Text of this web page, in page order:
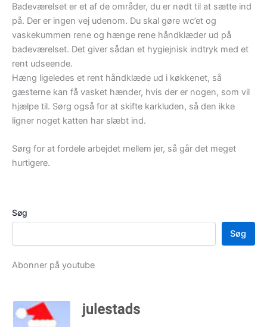
Badeværelset er et af de områder, du er nødt til at sætte ind
på. Der er ingen vej udenom. Du skal gøre wc’et og
vaskekummen rene og hænge rene håndklæder ud på
badeværelset. Det giver sådan et hygiejnisk indtryk med et
rent udseende.
Hæng ligeledes et rent håndklæde ud i køkkenet, så
gæsterne kan få vasket hænder, hvis der er nogen, som vil
hjælpe til. Sørg også for at skifte karkluden, så den ikke
ligner noget katten har slæbt ind.
Sørg for at fordele arbejdet mellem jer, så går det meget
hurtigere.
Søg
Søg
Abonner på youtube